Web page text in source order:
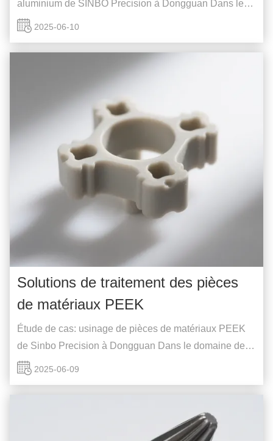
aluminium de SINBO Precision à Dongguan Dans le
paysage dynamique et hautement concurrentiel de la
dissipation de chaleur efficaces est devenue plus
2025-06-10
Solutions de traitement des pièces
de matériaux PEEK
Étude de cas: usinage de pièces de matériaux PEEK
de Sinbo Precision à Dongguan Dans le domaine des
matériaux d'ingénierie à haute performance, le PEEK
température), 耐腐蚀 (résistance à la corrosion),et
2025-06-09